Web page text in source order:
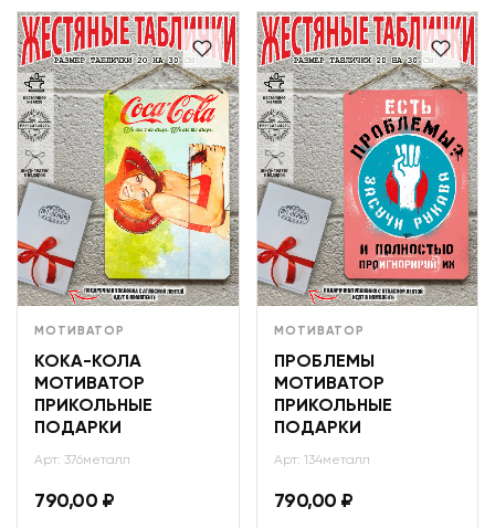
МОТИВАТОР
КОКА-КОЛА
МОТИВАТОР
ПРИКОЛЬНЫЕ
ПОДАРКИ
Арт: 376металл
790,00 ₽
МОТИВАТОР
ПРОБЛЕМЫ
МОТИВАТОР
ПРИКОЛЬНЫЕ
ПОДАРКИ
Арт: 134металл
790,00 ₽